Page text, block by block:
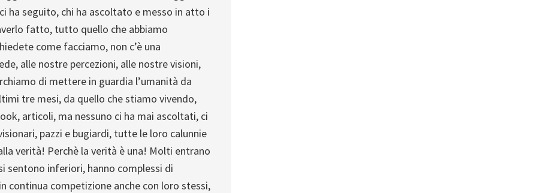
ha seguito, chi ha ascoltato e messo in atto i
fatto, tutto quello che abbiamo
come facciamo, non c’è una
alle nostre percezioni, alle nostre visioni,
di mettere in guardia l’umanità da
tre mesi, da quello che stiamo vivendo,
articoli, ma nessuno ci ha mai ascoltati, ci
pazzi e bugiardi, tutte le loro calunnie
verità! Perchè la verità è una! Molti entrano
sentono inferiori, hanno complessi di
continua competizione anche con loro stessi,